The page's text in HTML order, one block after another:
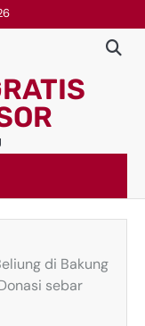
di Bakung
sebar